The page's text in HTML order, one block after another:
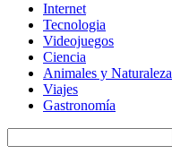
Internet
Tecnologia
Videojuegos
Ciencia
Animales y Naturaleza
Viajes
Gastronomía